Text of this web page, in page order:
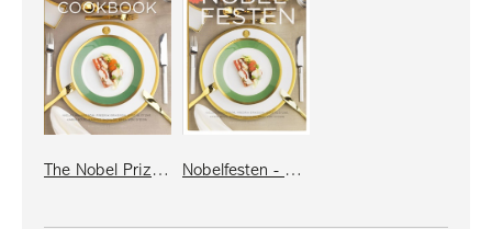
The Nobel Prize Cookbook Nobelfesten - nya recept och klassiska menyer